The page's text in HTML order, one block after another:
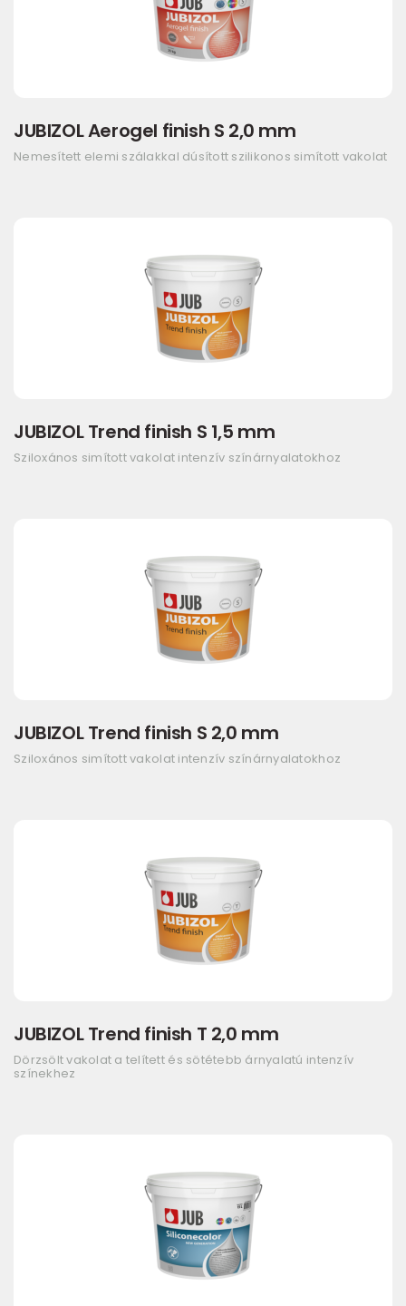
JUBIZOL Aerogel finish S 2,0 mm
Nemesített elemi szálakkal dúsított szilikonos simított vakolat
JUBIZOL Trend finish S 1,5 mm
Sziloxános simított vakolat intenzív színárnyalatokhoz
JUBIZOL Trend finish S 2,0 mm
Sziloxános simított vakolat intenzív színárnyalatokhoz
JUBIZOL Trend finish T 2,0 mm
Dörzsölt vakolat a telített és sötétebb árnyalatú intenzív
színekhez